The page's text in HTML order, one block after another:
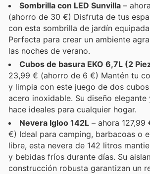
Sombrilla con LED Sunvilla –
(ahorro de 30 €) Disfruta de tus
con esta sombrilla de jardín
Perfecta para crear un ambiente
las noches de verano.
Cubos de basura EKO 6,7L (2
23,99 € (ahorro de 6 €) Mantén tu
y limpia con este juego de dos
acero inoxidable. Su diseño
hace ideales para cualquier hogar.
Nevera Igloo 142L – ahora
€) Ideal para camping, barbacoas o
libre, esta nevera de 142 litros
y bebidas fríos durante días. Su
construcción robusta garantizan un